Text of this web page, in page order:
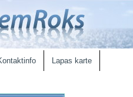
Lapas karte